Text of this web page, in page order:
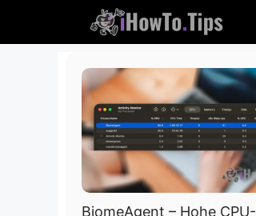
zu
BiomeAgent – ​​Hohe CPU-